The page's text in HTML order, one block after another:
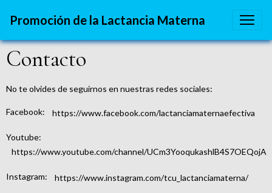
Promoción de la Lactancia Materna
Contacto
No te olvides de seguirnos en nuestras redes sociales:
Facebook: https://www.facebook.com/lactanciamaternaefectiva
Youtube:
https://www.youtube.com/channel/UCm3YooqukashlB4S7OEQojA
Instagram: https://www.instagram.com/tcu_lactanciamaterna/